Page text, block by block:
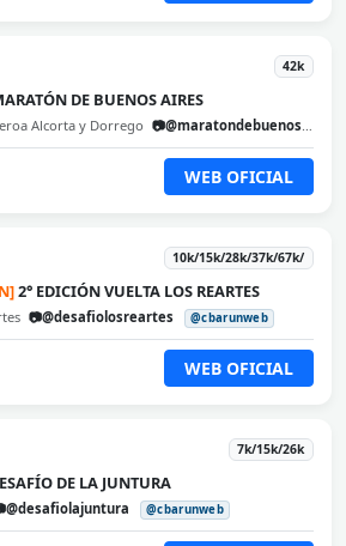
42k
DE BUENOS AIRES
Alcorta y Dorrego 📷@maratondebuenosaires
WEB OFICIAL
10k/15k/28k/37k/67k/
2° EDICIÓN VUELTA LOS REARTES
📷@desafiolosreartes @cbarunweb
WEB OFICIAL
7k/15k/26k
DE LA JUNTURA
@cbarunweb